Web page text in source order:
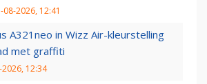
08-2026, 12:41
A321neo in Wizz Air-kleurstelling
met graffiti
2026, 12:34